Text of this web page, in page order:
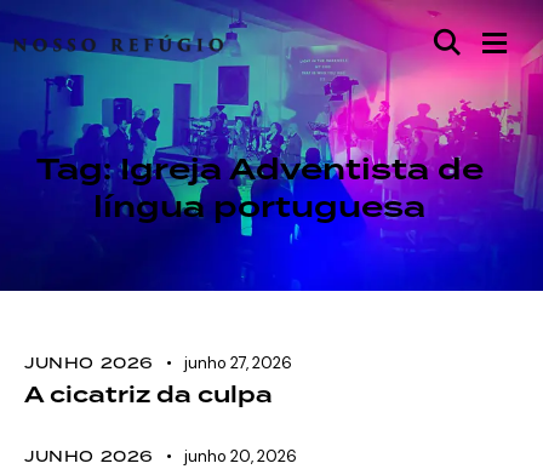
Tag: Igreja Adventista de
língua portuguesa
JUNHO 2026 junho 27, 2026
A cicatriz da culpa
JUNHO 2026 junho 20, 2026